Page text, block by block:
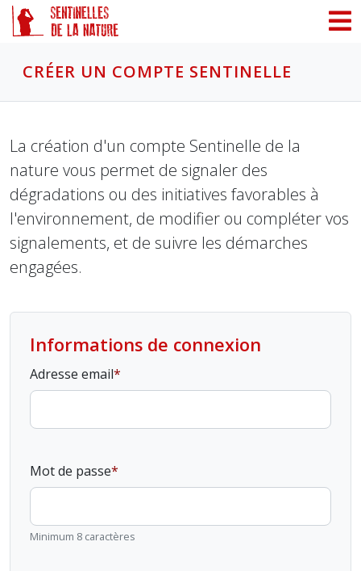
CRÉER UN COMPTE SENTINELLE
La création d'un compte Sentinelle de la
nature vous permet de signaler des
dégradations ou des initiatives favorables à
l'environnement, de modifier ou compléter vos
signalements, et de suivre les démarches
engagées.
Informations de connexion
Adresse email
Mot de passe
Minimum 8 caractères
Panneau de gestion des cookies